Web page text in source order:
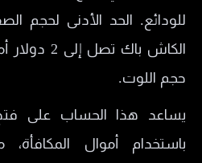
حجم اللوت.
يساعد هذا الحساب على
باستخدام أموال